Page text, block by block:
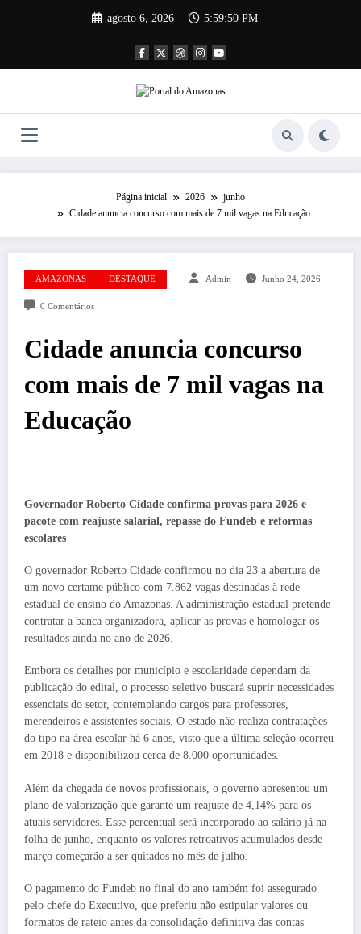
agosto 6, 2026 5:59:50 PM
Página inicial 2026
junho
Cidade anuncia concurso com mais de 7 mil vagas na Educação
AMAZONAS DESTAQUE Admin Junho 24, 2026
0 Comentários
Cidade anuncia concurso
com mais de 7 mil vagas na
Educação
Governador Roberto Cidade confirma provas para 2026 e
pacote com reajuste salarial, repasse do Fundeb e reformas
escolares
O governador Roberto Cidade confirmou no dia 23 a abertura de
um novo certame público com 7.862 vagas destinadas à rede
estadual de ensino do Amazonas. A administração estadual pretende
contratar a banca organizadora, aplicar as provas e homologar os
resultados ainda no ano de 2026.
Embora os detalhes por município e escolaridade dependam da
publicação do edital, o processo seletivo buscará suprir necessidades
essenciais do setor, contemplando cargos para professores,
merendeiros e assistentes sociais. O estado não realiza contratações
do tipo na área escolar há 6 anos, visto que a última seleção ocorreu
em 2018 e disponibilizou cerca de 8.000 oportunidades.
Além da chegada de novos profissionais, o governo apresentou um
plano de valorização que garante um reajuste de 4,14% para os
atuais servidores. Esse percentual será incorporado ao salário já na
folha de junho, enquanto os valores retroativos acumulados desde
março começarão a ser quitados no mês de julho.
O pagamento do Fundeb no final do ano também foi assegurado
pelo chefe do Executivo, que preferiu não estipular valores ou
formatos de rateio antes da consolidação definitiva das contas